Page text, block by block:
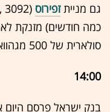
גם מנייתזפירוס (3092 ,‎
כמה חודשים) מזנקת
סולארית של 500 מגהוואט.
14:00
בנק ישראל פרסם היום